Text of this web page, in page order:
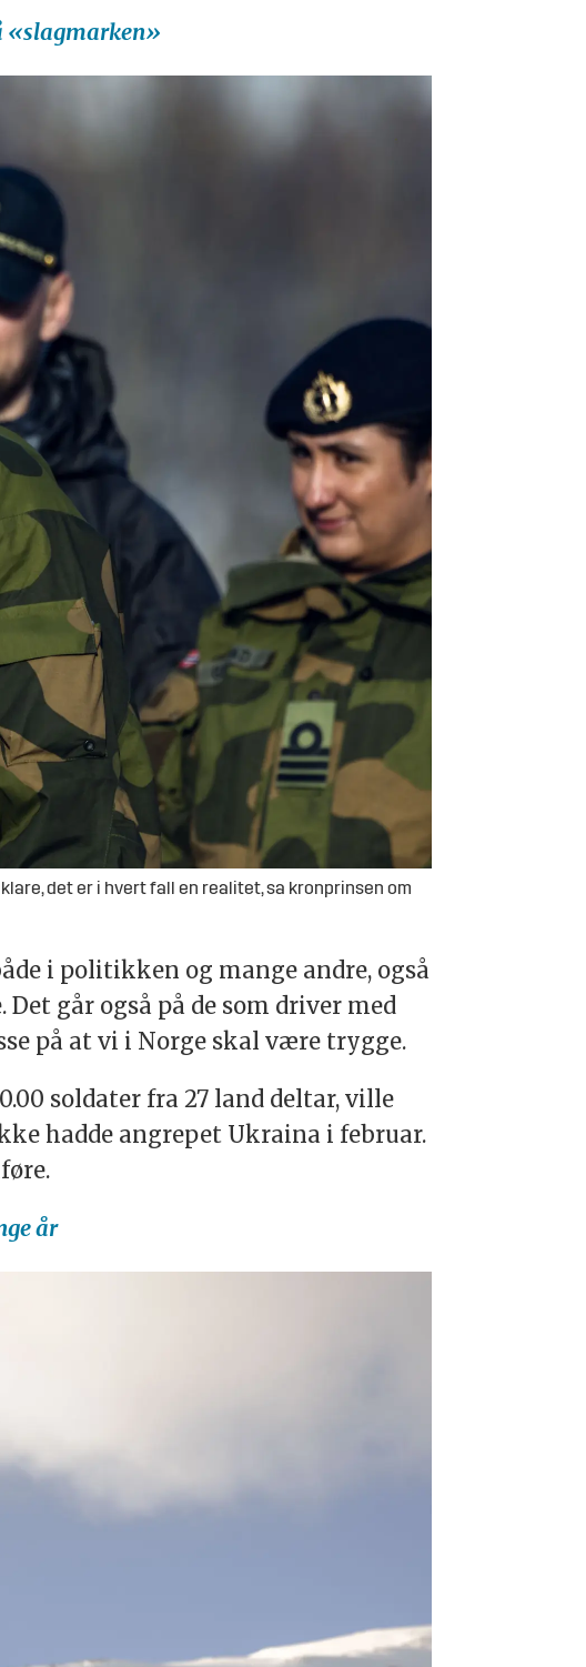
«slagmarken»
det er i hvert fall en realitet, sa kronprinsen om
i politikken og mange andre, også
går også på de som driver med
på at vi i Norge skal være trygge.
soldater fra 27 land deltar, ville
hadde angrepet Ukraina i februar.
år